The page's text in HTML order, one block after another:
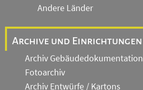
Andere Länder
Archive und Einrichtungen
Archiv Gebäudedokumentation
Fotoarchiv
Archiv Entwürfe / Kartons